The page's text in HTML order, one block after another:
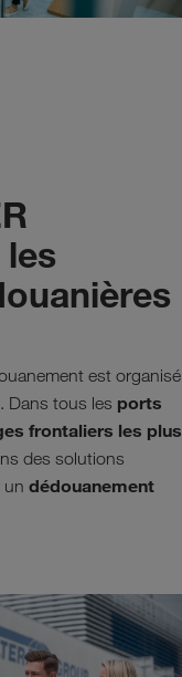
est organisé
Dans tous les ports
frontaliers les plus
des solutions
un dédouanement